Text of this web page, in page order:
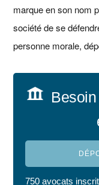
marque en son nom
société de se
personne morale,
750 avocats